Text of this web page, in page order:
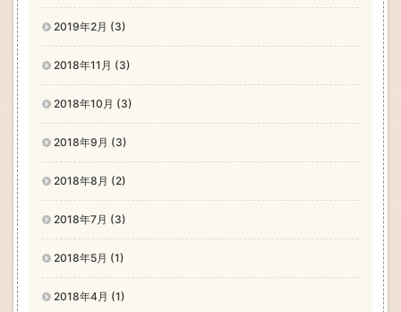
2019年2月 (3)
2018年11月 (3)
2018年10月 (3)
2018年9月 (3)
2018年8月 (2)
2018年7月 (3)
2018年5月 (1)
2018年4月 (1)